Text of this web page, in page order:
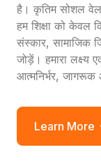
है। कृतिम सोशल
हम शिक्षा को केवल
संस्कार, सामाजिक
जोड़ें। हमारा लक्ष्य
आत्मनिर्भर, जागरूक
Learn More